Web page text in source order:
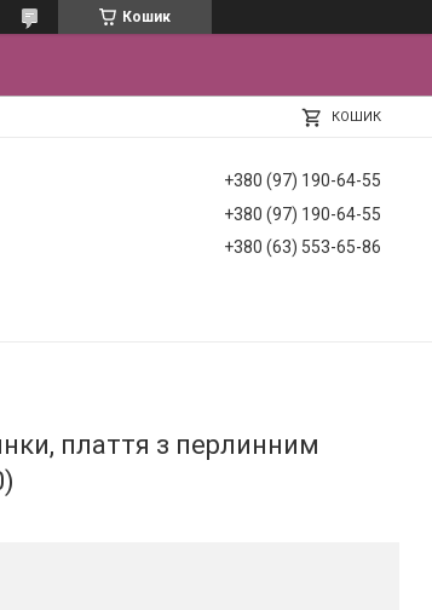
Кошик
КОШИК
+380 (97) 190-64-55
+380 (97) 190-64-55
+380 (63) 553-65-86
плаття з перлинним